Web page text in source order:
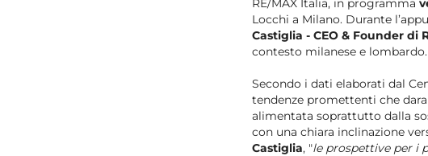
RE/MAX Italia, in programma
Locchi a Milano. Durante
Castiglia - CEO & Founder di
contesto milanese e lombardo.
Secondo i dati elaborati dal
tendenze promettenti che
alimentata soprattutto dalla
con una chiara inclinazione
Castiglia, "le prospettive per i